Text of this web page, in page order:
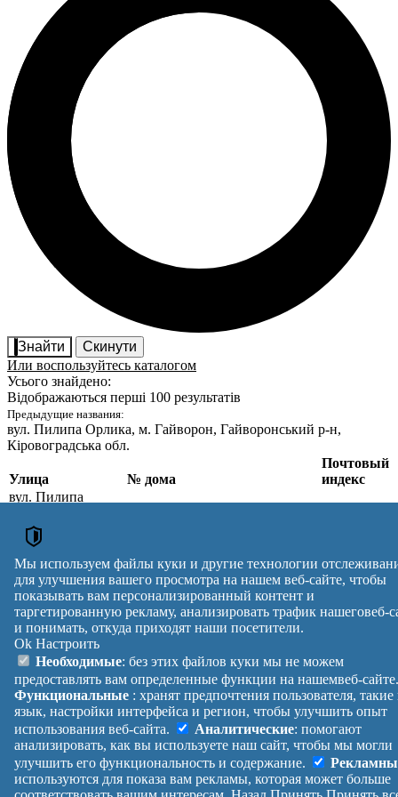
Знайти
Скинути
Или воспользуйтесь каталогом
Усього знайдено:
Відображаються перші 100 результатів
Предыдущие названия:
вул. Пилипа Орлика, м. Гайворон, Гайворонський р-н,
Кіровоградська обл.
Почтовые индексы Украины. Обновлено : 07-08-2026.
Улица № дома
Почтовый
индекс
вул. Пилипа
м. Гайворон,
Голованівський р-
н, Кіровоградська
обл.
30
Вулиця № будинків
Індекс
reklama
Правила
Помощь
Платные
услуги
Политика
конфиденциальности
Манифест
О проекте
Обратная
связь
Украина
Вход |
Выход
Мы используем файлы куки и другие технологии
для улучшения вашего просмотра на нашем веб-сайте, чтобы
показывать вам персонализированный контент и
таргетированную рекламу, анализировать трафик нашеговеб-
и понимать, откуда приходят наши посетители.
Ok Настроить
Необходимые: без этих файлов куки мы не можем
предоставлять вам определенные функции на нашемвеб-
Функциональные : хранят предпочтения пользователя, такие
язык, настройки интерфейса и регион, чтобы улучшить опыт
использования веб-сайта.
Аналитические: помогают
анализировать, как вы используете наш сайт, чтобы мы могли
улучшить его функциональность и содержание.
используются для показа вам рекламы, которая может больше